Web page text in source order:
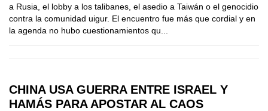
a Rusia, el lobby a los talibanes, el asedio a Taiwán o el genocidio
contra la comunidad uigur. El encuentro fue más que cordial y en
la agenda no hubo cuestionamientos qu...
CHINA USA GUERRA ENTRE ISRAEL Y
HAMÁS PARA APOSTAR AL CAOS